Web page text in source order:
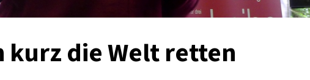
kurz die Welt retten